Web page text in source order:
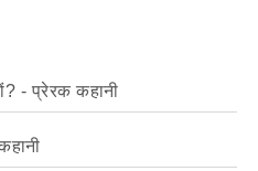
- प्रेरक कहानी